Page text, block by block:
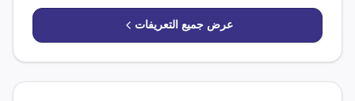
عرض جميع التعريفات